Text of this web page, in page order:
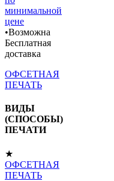
минимальной
цене
•Возможна
Бесплатная
доставка
ОФСЕТНАЯ
ПЕЧАТЬ
ВИДЫ
(СПОСОБЫ)
ПЕЧАТИ
★
ОФСЕТНАЯ
ПЕЧАТЬ